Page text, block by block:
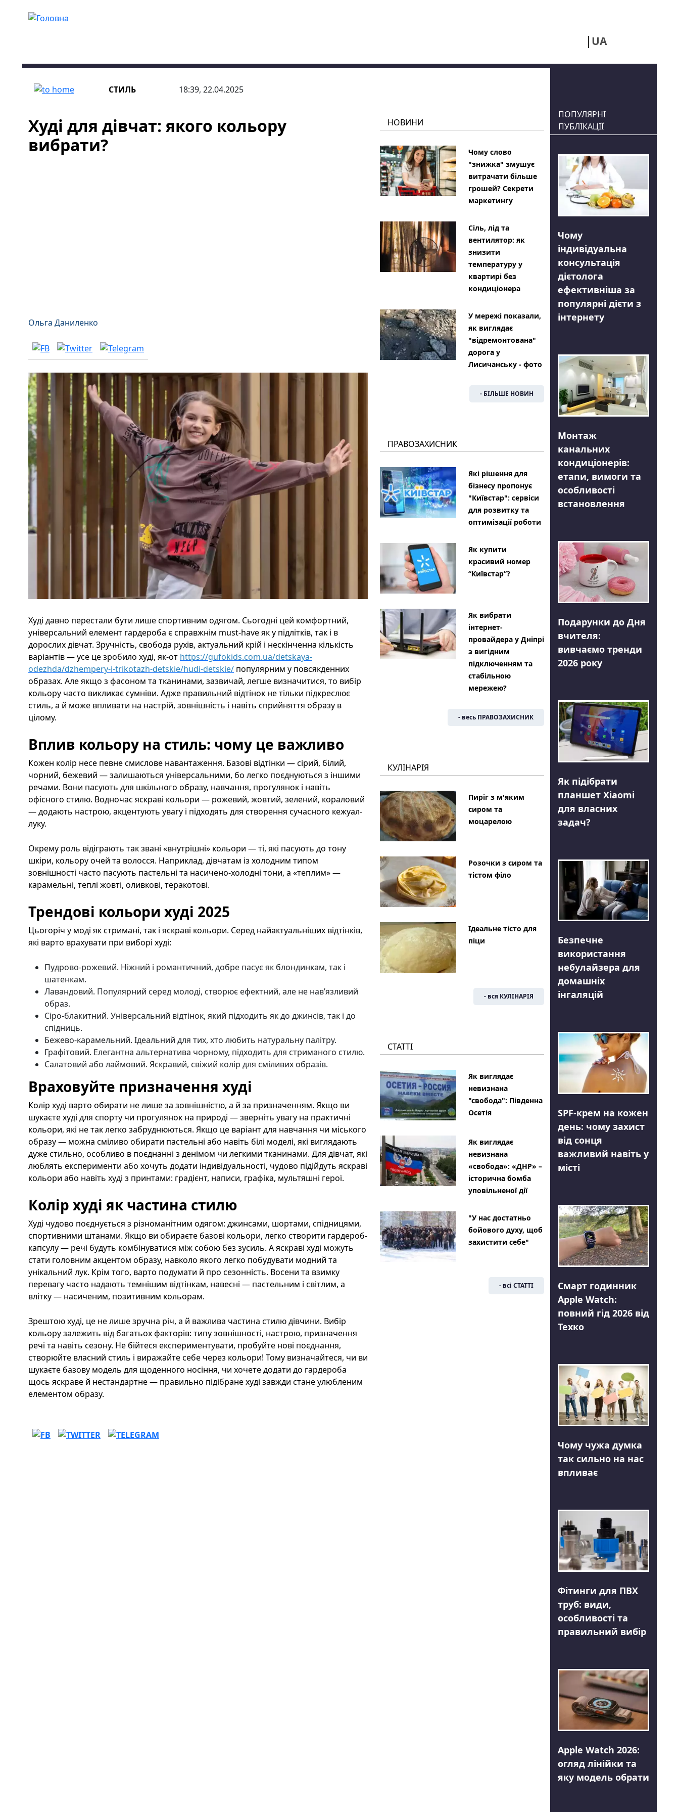
UA
СТИЛЬ 18:39, 22.04.2025
Худі для дівчат: якого кольору
вибрати?
Ольга Даниленко
Худі давно перестали бути лише спортивним одягом. Сьогодні цей комфортний,
універсальний елемент гардероба є справжнім must-have як у підлітків, так і в
дорослих дівчат. Зручність, свобода рухів, актуальний крій і нескінченна кількість
варіантів — усе це зробило худі, як-от https://gufokids.com.ua/detskaya-
odezhda/dzhempery-i-trikotazh-detskie/hudi-detskie/ популярним у повсякденних
образах. Але якщо з фасоном та тканинами, зазвичай, легше визначитися, то вибір
кольору часто викликає сумніви. Адже правильний відтінок не тільки підкреслює
стиль, а й може впливати на настрій, зовнішність і навіть сприйняття образу в
цілому.
Вплив кольору на стиль: чому це важливо
Кожен колір несе певне смислове навантаження. Базові відтінки — сірий, білий,
чорний, бежевий — залишаються універсальними, бо легко поєднуються з іншими
речами. Вони пасують для шкільного образу, навчання, прогулянок і навіть
офісного стилю. Водночас яскраві кольори — рожевий, жовтий, зелений, кораловий
— додають настрою, акцентують увагу і підходять для створення сучасного кежуал-
луку.
Окрему роль відіграють так звані «внутрішні» кольори — ті, які пасують до тону
шкіри, кольору очей та волосся. Наприклад, дівчатам із холодним типом
зовнішності часто пасують пастельні та насичено-холодні тони, а «теплим» —
карамельні, теплі жовті, оливкові, теракотові.
Трендові кольори худі 2025
Цьогоріч у моді як стримані, так і яскраві кольори. Серед найактуальніших відтінків,
які варто врахувати при виборі худі:
Пудрово-рожевий. Ніжний і романтичний, добре пасує як блондинкам, так і
шатенкам.
Лавандовий. Популярний серед молоді, створює ефектний, але не нав’язливий
образ.
Сіро-блакитний. Універсальний відтінок, який підходить як до джинсів, так і до
спідниць.
Бежево-карамельний. Ідеальний для тих, хто любить натуральну палітру.
Графітовий. Елегантна альтернатива чорному, підходить для стриманого стилю.
Салатовий або лаймовий. Яскравий, свіжий колір для сміливих образів.
Враховуйте призначення худі
Колір худі варто обирати не лише за зовнішністю, а й за призначенням. Якщо ви
шукаєте худі для спорту чи прогулянок на природі — зверніть увагу на практичні
кольори, які не так легко забруднюються. Якщо це варіант для навчання чи міського
образу — можна сміливо обирати пастельні або навіть білі моделі, які виглядають
дуже стильно, особливо в поєднанні з денімом чи легкими тканинами. Для дівчат, які
люблять експерименти або хочуть додати індивідуальності, чудово підійдуть яскраві
кольори або навіть худі з принтами: градієнт, написи, графіка, мультяшні герої.
Колір худі як частина стилю
Худі чудово поєднується з різноманітним одягом: джинсами, шортами, спідницями,
спортивними штанами. Якщо ви обираєте базові кольори, легко створити гардероб-
капсулу — речі будуть комбінуватися між собою без зусиль. А яскраві худі можуть
стати головним акцентом образу, навколо якого легко побудувати модний та
унікальний лук. Крім того, варто подумати й про сезонність. Восени та взимку
перевагу часто надають темнішим відтінкам, навесні — пастельним і світлим, а
влітку — насиченим, позитивним кольорам.
Зрештою худі, це не лише зручна річ, а й важлива частина стилю дівчини. Вибір
кольору залежить від багатьох факторів: типу зовнішності, настрою, призначення
речі та навіть сезону. Не бійтеся експериментувати, пробуйте нові поєднання,
створюйте власний стиль і виражайте себе через кольори! Тому визначайтеся, чи ви
шукаєте базову модель для щоденного носіння, чи хочете додати до гардероба
щось яскраве й нестандартне — правильно підібране худі завжди стане улюбленим
елементом образу.
НОВИНИ
Чому слово
"знижка" змушує
витрачати більше
грошей? Секрети
маркетингу
Сіль, лід та
вентилятор: як
знизити
температуру у
квартирі без
кондиціонера
У мережі показали,
як виглядає
"відремонтована"
дорога у
Лисичанську - фото
- БІЛЬШЕ НОВИН
ПРАВОЗАХИСНИК
Які рішення для
бізнесу пропонує
"Київстар": сервіси
для розвитку та
оптимізації роботи
Як купити
красивий номер
“Київстар”?
Як вибрати
інтернет-
провайдера у Дніпрі
з вигідним
підключенням та
стабільною
мережею?
- весь ПРАВОЗАХИСНИК
КУЛІНАРІЯ
Пиріг з м'яким
сиром та
моцарелою
Розочки з сиром та
тістом філо
Ідеальне тісто для
піци
- вся КУЛІНАРІЯ
СТАТТІ
Як виглядає
невизнана
"свобода": Південна
Осетія
Як виглядає
невизнана
«свобода»: «ДНР» –
історична бомба
уповільненої дії
"У нас достатньо
бойового духу, щоб
захистити себе"
- всі СТАТТІ
ПОПУЛЯРНІ
ПУБЛІКАЦІЇ
Чому
індивідуальна
консультація
дієтолога
ефективніша за
популярні дієти з
інтернету
Монтаж
канальних
кондиціонерів:
етапи, вимоги та
особливості
встановлення
Подарунки до Дня
вчителя:
вивчаємо тренди
2026 року
Як підібрати
планшет Xiaomi
для власних
задач?
Безпечне
використання
небулайзера для
домашніх
інгаляцій
SPF-крем на кожен
день: чому захист
від сонця
важливий навіть у
місті
Смарт годинник
Apple Watch:
повний гід 2026 від
Техко
Чому чужа думка
так сильно на нас
впливає
Фітинги для ПВХ
труб: види,
особливості та
правильний вибір
Apple Watch 2026:
огляд лінійки та
яку модель обрати